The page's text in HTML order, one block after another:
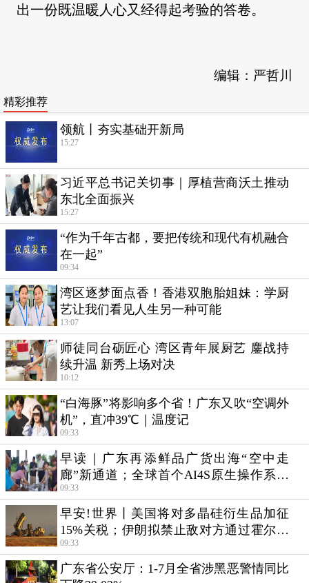
出一份既温暖人心又经得起考验的答卷。
编辑：严哲川
精彩推荐